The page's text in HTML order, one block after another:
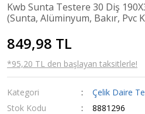
Kwb Sunta Testere 30 Diş
(Sunta, Alüminyum, Bakır, Pvc
849,98 TL
*95,20 TL den başlayan taksitlerle!
Kategori
Çelik Daire
Stok Kodu
8881296